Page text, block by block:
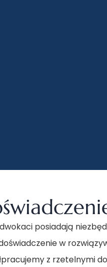
posiadają
w
z rzetelnymi